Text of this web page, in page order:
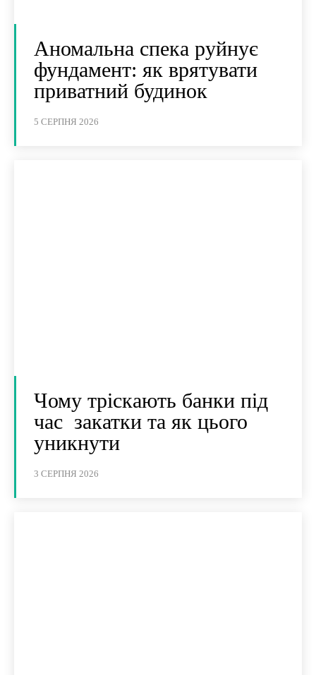
Аномальна спека руйнує
фундамент: як врятувати
приватний будинок
5 СЕРПНЯ 2026
Чому тріскають банки під
час закатки та як цього
уникнути
3 СЕРПНЯ 2026